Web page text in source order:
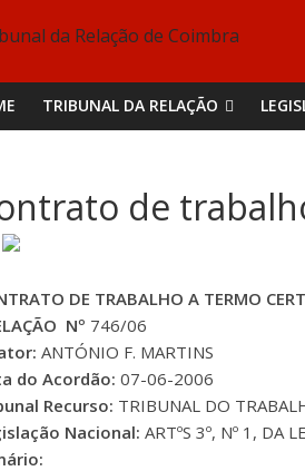
TRIBUNAL DA RELAÇÃO
de
DE TRABALHO A TERMO
Nº 746/06
ANTÓNIO F. MARTINS
do Acordão: 07-06-2006
Recurso: TRIBUNAL DO
Nacional: ARTºS 3º, Nº 1, DA